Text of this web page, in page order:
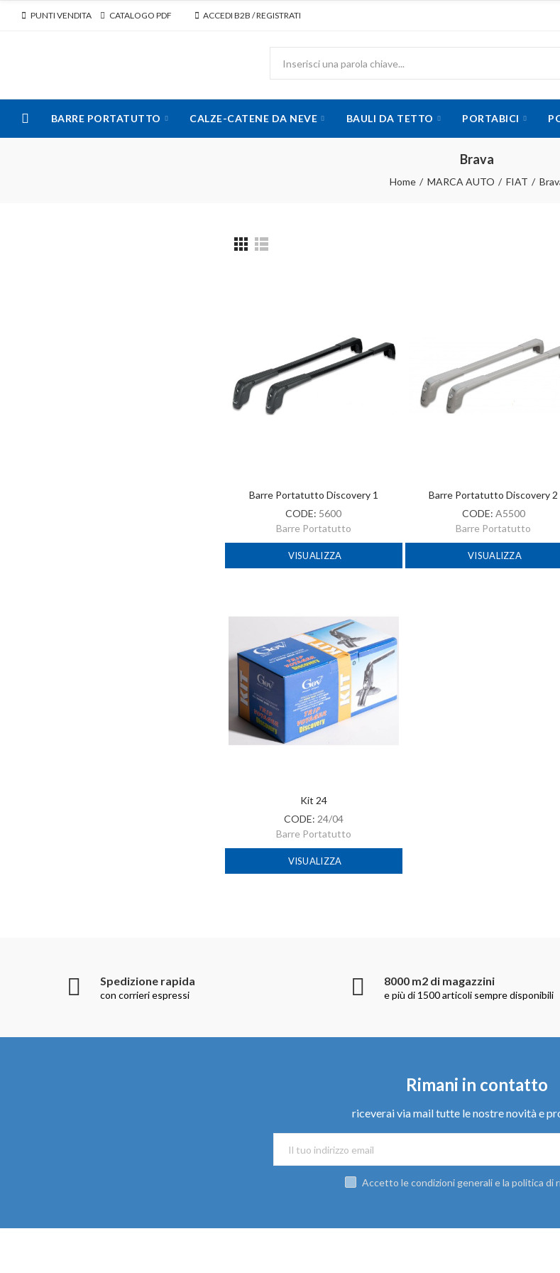
PUNTI VENDITA CATALOGO PDF ACCEDI B2B / REGISTRATI
BARRE PORTATUTTO CALZE-CATENE DA NEVE BAULI DA TETTO PORTABICI
Brava
Home MARCA AUTO FIAT
Barre Portatutto Discovery 1
CODE: 5600
Barre Portatutto
VISUALIZZA
Barre Portatutto Discovery 2
CODE: A5500
Barre Portatutto
VISUALIZZA
Kit 24
CODE: 24/04
Barre Portatutto
VISUALIZZA
Spedizione rapida
con corrieri espressi
8000 m2 di magazzini
e più di 1500 articoli sempre disponibili
Rimani in contatto
riceverai via mail tutte le nostre novità e
Accetto le condizioni generali e la politica di